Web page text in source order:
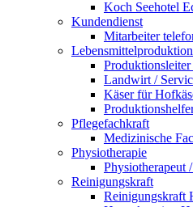
Koch Seehotel
Kundendienst
Mitarbeiter
Lebensmittelproduktion
Landwirt /
Käser für
Pflegefachkraft
Medizinische
Physiotherapie
Physiotherapeut
Reinigungskraft
Reinigungskraft